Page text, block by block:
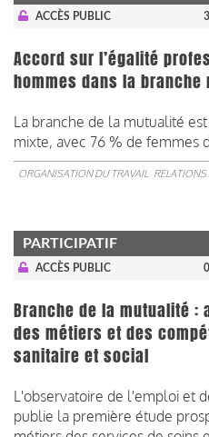
ACCÈS PUBLIC
Accord sur l’égalité
hommes dans la
La branche de la mutualité
mixte, avec 76 % de femmes
ORGANISATION DU TRAVAIL
PARTICIPATIF
ACCÈS PUBLIC
Branche de la mutualité :
des métiers et des
sanitaire et social
L'observatoire de l'emploi et
publie la première étude